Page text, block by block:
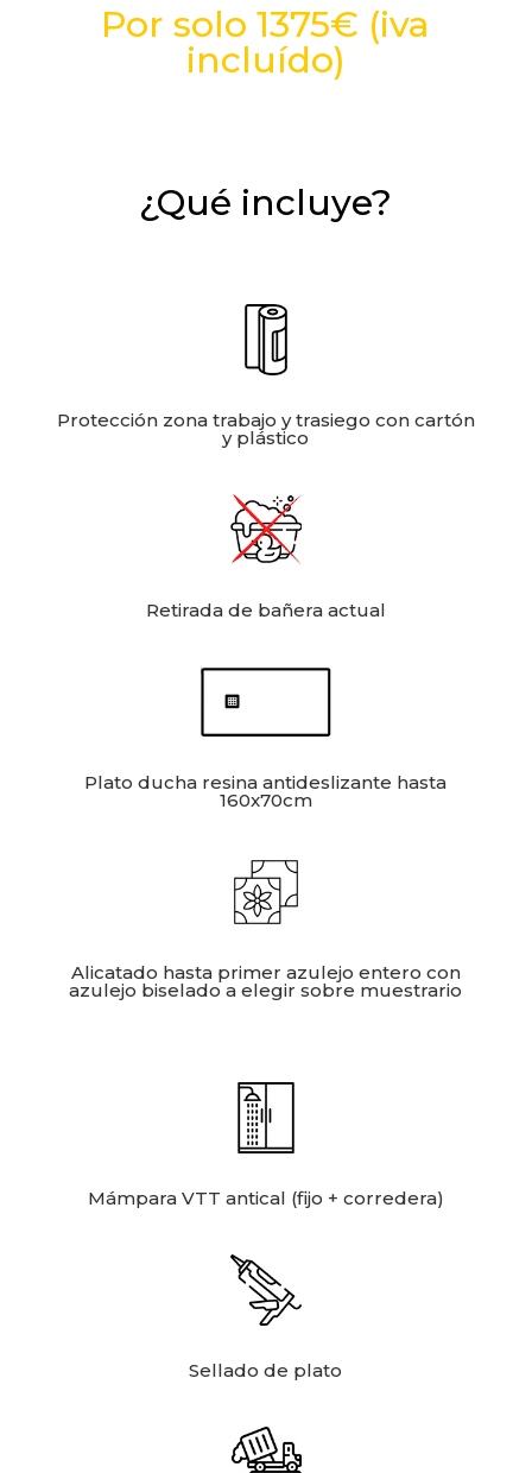
Por solo 1375€ (iva
incluído)
¿Qué incluye?
Protección zona trabajo y trasiego con cartón
y plástico
Retirada de bañera actual
Plato ducha resina antideslizante hasta
160x70cm
Alicatado hasta primer azulejo entero con
azulejo biselado a elegir sobre muestrario
Mámpara VTT antical (fijo + corredera)
Sellado de plato